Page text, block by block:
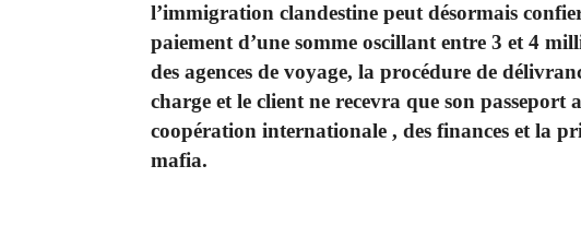
l’immigration clandestine peut désormais
paiement d’une somme oscillant entre 3 et 4
des agences de voyage, la procédure de
charge et le client ne recevra que son passeport
coopération internationale , des finances et la
mafia.